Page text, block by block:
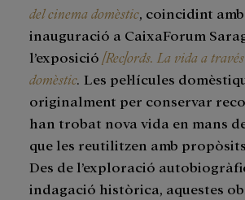
del cinema domèstic , coincidint
inauguració a CaixaForum
l’exposició [Rec]ords. La vida a
domèstic Les pel·lícules
originalment per conservar
han trobat nova vida en mans
que les reutilitzen amb
Des de l’exploració
indagació històrica, aquestes